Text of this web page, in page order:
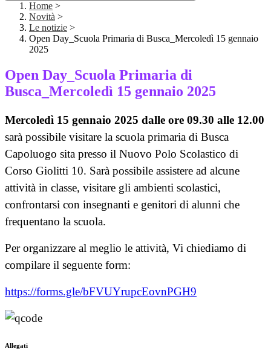
Home >
Novità >
Le notizie >
Open Day_Scuola Primaria di Busca_Mercoledì 15 gennaio
2025
Open Day_Scuola Primaria di
Busca_Mercoledì 15 gennaio 2025
Mercoledì 15 gennaio 2025 dalle ore 09.30 alle 12.00
sarà possibile visitare la scuola primaria di Busca
Capoluogo sita presso il Nuovo Polo Scolastico di
Corso Giolitti 10. Sarà possibile assistere ad alcune
attività in classe, visitare gli ambienti scolastici,
confrontarsi con insegnanti e genitori di alunni che
frequentano la scuola.
Per organizzare al meglio le attività, Vi chiediamo di
compilare il seguente form:
https://forms.gle/bFVUYrupcEovnPGH9
Allegati